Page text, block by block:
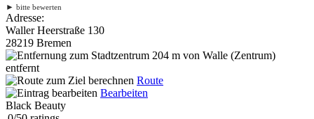
► bitte bewerten
Adresse:
Waller Heerstraße 130
28219 Bremen
204 m von Walle (Zentrum)
entfernt
Route
Bearbeiten
Black Beauty